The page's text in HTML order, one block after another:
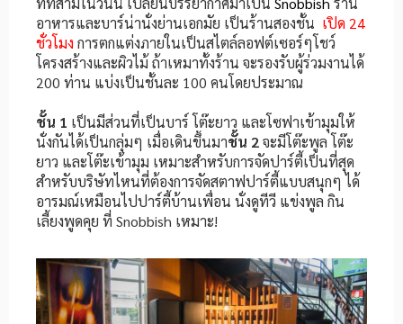
อาหารและบาร์น่านั่งย่านเอกมัย เป็นร้านสองชั้น เปิด 24
ชั่วโมง การตกแต่งภายในเป็นสไตล์ลอฟต์เซอร์ๆโชว์
โครงสร้างและผิวไม้ ถ้าเหมาทั้งร้าน จะรองรับผู้ร่วมงานได้
200 ท่าน แบ่งเป็นชั้นละ 100 คนโดยประมาณ
ชั้น 1 เป็นมีส่วนที่เป็นบาร์ โต๊ะยาว และโซฟาเข้ามุมให้
นั่งกันได้เป็นกลุ่มๆ เมื่อเดินขึ้นมาชั้น 2จะมีโต๊ะพูล โต๊ะ
ยาว และโต๊ะเข้ามุม เหมาะสำหรับการจัดปาร์ตี้เป็นที่สุด
สำหรับบริษัทไหนที่ต้องการจัดสตาฟปาร์ตี้แบบสนุกๆ ได้
อารมณ์เหมือนไปปาร์ตี้บ้านเพื่อน นั่งดูทีวี แข่งพูล กิน
เลี้ยงพูดคุย ที่ Snobbish เหมาะ!